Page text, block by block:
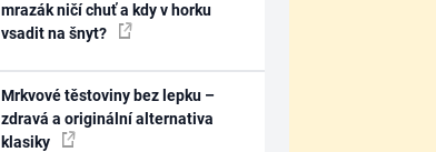
mrazák ničí chuť a kdy v horku
vsadit na šnyt?
Mrkvové těstoviny bez lepku –
zdravá a originální alternativa
klasiky